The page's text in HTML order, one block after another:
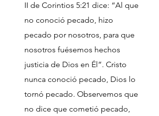
II de Corintios 5:21 dice: “Al que
no conoció pecado, hizo
pecado por nosotros, para que
nosotros fuésemos hechos
justicia de Dios en Él”. Cristo
nunca conoció pecado, Dios lo
tornó pecado. Observemos que
no dice que cometió pecado,